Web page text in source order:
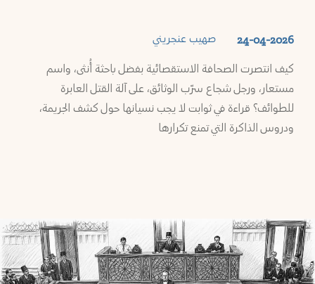
صهيب عنجريني 24-04-2026
كيف انتصرت الصحافة الاستقصائية بفضل باحثة أُنثى، واسم
مستعار، ورجل شجاع سرّب الوثائق، على آلة القتل العابرة
للطوائف؟ قراءة في ثوابت لا يجب نسيانها حول كشف الجريمة،
ودروس الذاكرة التي تمنع تكرارها